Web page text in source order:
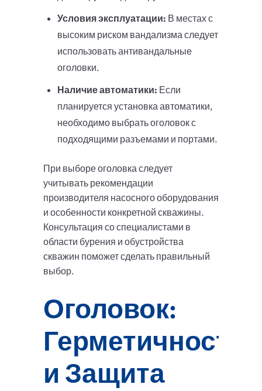
Условия эксплуатации: В местах с
высоким риском вандализма следует
использовать антивандальные
оголовки.
Наличие автоматики: Если
планируется установка автоматики,
необходимо выбрать оголовок с
подходящими разъемами и портами.
При выборе оголовка следует
учитывать рекомендации
производителя насосного оборудования
и особенности конкретной скважины.
Консультация со специалистами в
области бурения и обустройства
скважин поможет сделать правильный
выбор.
Оголовок:
Герметичность
и Защита